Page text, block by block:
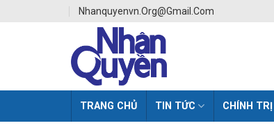
Nhanquyenvn.org@gmail.com
TRANG CHỦ TIN TỨC CHÍNH TRỊ